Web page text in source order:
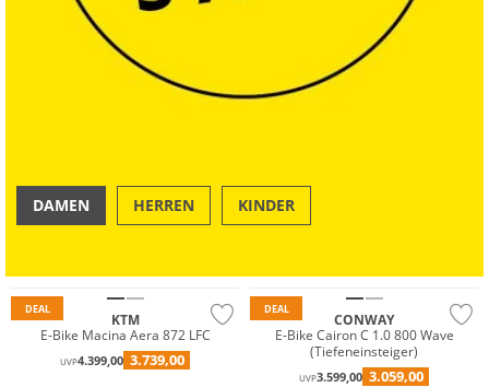
DAMEN HERREN KINDER
DEAL
KTM
E-Bike Macina Aera 872 LFC
UVP4.399,00 3.739,00
DEAL
CONWAY
E-Bike Cairon C 1.0 800 Wave
(Tiefeneinsteiger)
UVP3.599,00 3.059,00